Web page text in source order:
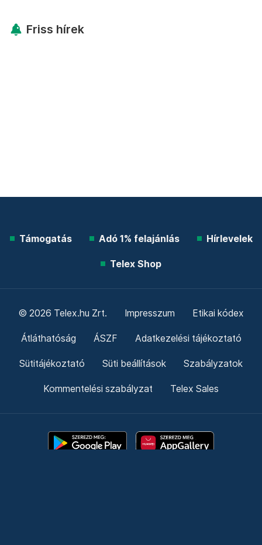
Friss hírek
Támogatás Adó 1% felajánlás Hírlevelek
Telex Shop
© 2026 Telex.hu Zrt. Impresszum Etikai kódex
Átláthatóság ÁSZF Adatkezelési tájékoztató
Sütitájékoztató Süti beállítások Szabályzatok
Kommentelési szabályzat Telex Sales